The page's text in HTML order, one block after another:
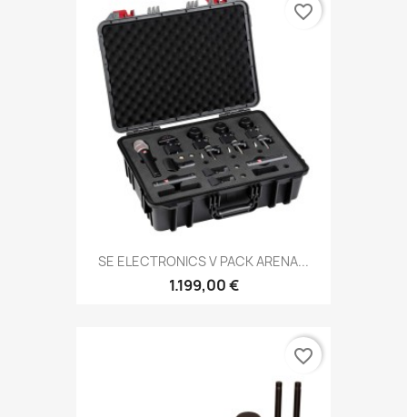
SE ELECTRONICS V PACK ARENA...
1.199,00 €
favorite_border
favorite_border